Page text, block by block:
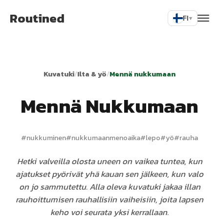
Routined FI▾
Kuvatuki/Ilta & yö/Mennä nukkumaan
Mennä Nukkumaan
#nukkuminen#nukkumaanmenoaika#lepo#yö#rauha
Hetki valveilla olosta uneen on vaikea tuntea, kun
ajatukset pyörivät yhä kauan sen jälkeen, kun valo
on jo sammutettu. Alla oleva kuvatuki jakaa illan
rauhoittumisen rauhallisiin vaiheisiin, joita lapsen
keho voi seurata yksi kerrallaan.